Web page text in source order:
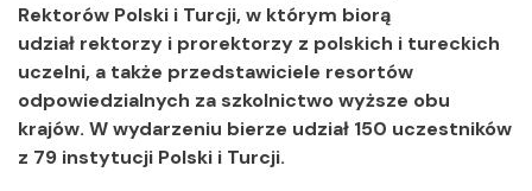
Rektorów Polski i Turcji, w którym biorą
udział rektorzy i prorektorzy z polskich i tureckich
uczelni, a także przedstawiciele resortów
odpowiedzialnych za szkolnictwo wyższe obu
krajów. W wydarzeniu bierze udział 150 uczestników
z 79 instytucji Polski i Turcji.